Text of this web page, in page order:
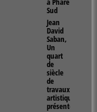
Sud
Jean
David
Saban,
Un
quart
de
siècle
de
travaux
artistiques
présentés